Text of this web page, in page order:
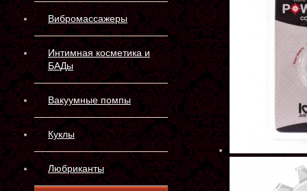
Вибромассажеры
Интимная косметика и
БАДы
Вакуумные помпы
Куклы
Любриканты